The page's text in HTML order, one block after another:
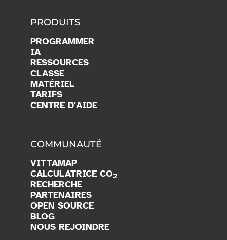
PRODUITS
PROGRAMMER
IA
RESSOURCES
CLASSE
MATÉRIEL
TARIFS
CENTRE D'AIDE
COMMUNAUTÉ
VITTAMAP
CALCULATRICE CO2
RECHERCHE
PARTENAIRES
OPEN SOURCE
BLOG
NOUS REJOINDRE